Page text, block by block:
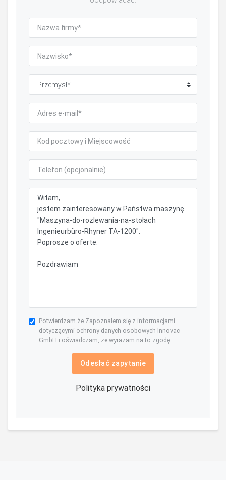
Potwierdzam że Zapoznałem się z informacjami
dotyczącymi ochrony danych osobowych Innovac
GmbH i oświadczam, że wyrażam na to zgodę.
Odesłać zapytanie
Polityka prywatności